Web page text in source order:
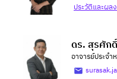
ประวัติและผล
ดร. สุรศัก
อาจารย์ประจำ